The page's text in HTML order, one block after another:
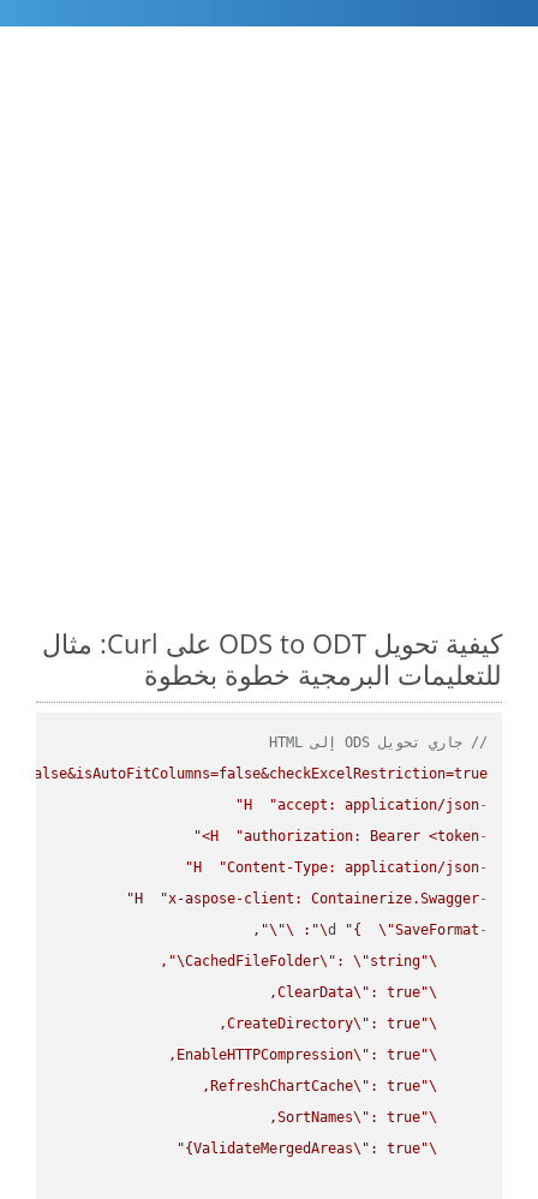
كيفية تحويل ODS to ODT على Curl: مثال
للتعليمات البرمجية خطوة بخطوة
// جاري تحويل ODS إلى HTML
-
H
"accept: application/json"
-
H
"authorization: Bearer <token>"
-
H
"Content-Type: application/json"
-
H
"x-aspose-client: Containerize.Swagger"
-
d "{ \"SaveFormat
\"
:
\"
\"
\"
CachedFileFolder\" : \"string
\"
\"
ClearData\"
\"
CreateDirectory\"
\"
EnableHTTPCompression\"
\"
RefreshChartCache\"
\"
SortNames\"
\"
ValidateMergedAreas\" : true}"